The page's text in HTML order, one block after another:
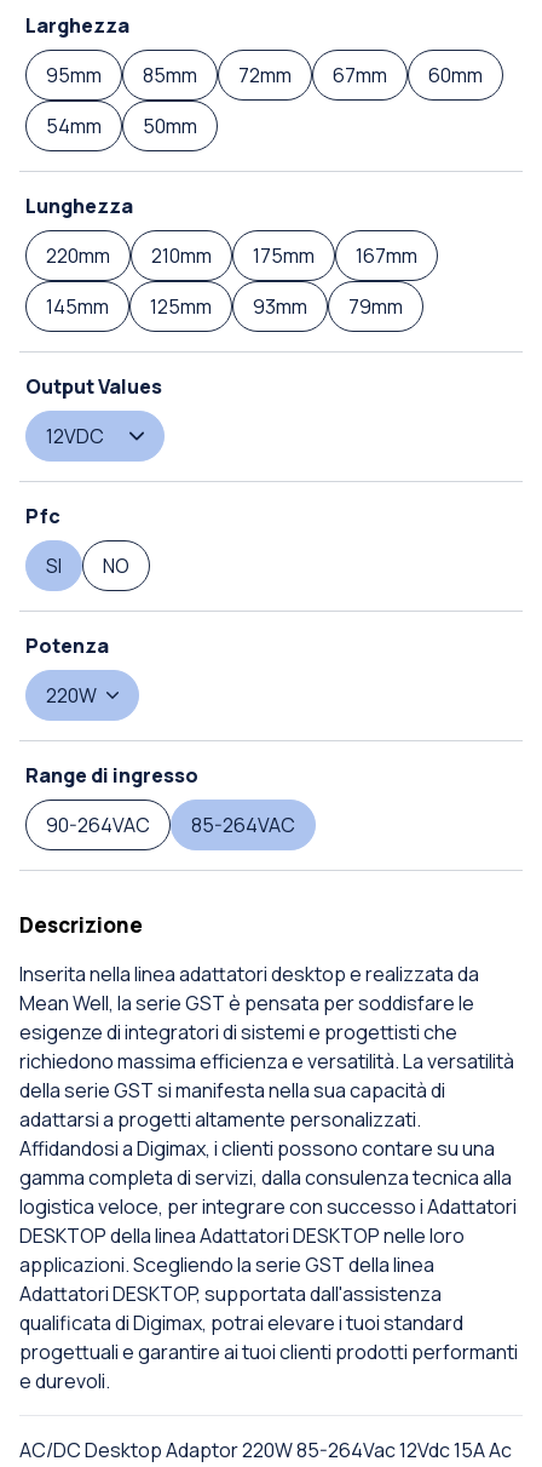
Larghezza
95mm
85mm 72mm 67mm
60mm
54mm
50mm
Lunghezza
220mm
210mm 175mm
167mm
145mm
125mm 93mm 79mm
Output Values
12VDC
Pfc
SI
NO
Potenza
220W
Range di ingresso
90-264VAC
85-264VAC
Descrizione
Inserita nella linea adattatori desktop e realizzata da
Mean Well, la serie GST è pensata per soddisfare le
esigenze di integratori di sistemi e progettisti che
richiedono massima efficienza e versatilità. La versatilità
della serie GST si manifesta nella sua capacità di
adattarsi a progetti altamente personalizzati.
Affidandosi a Digimax, i clienti possono contare su una
gamma completa di servizi, dalla consulenza tecnica alla
logistica veloce, per integrare con successo i Adattatori
DESKTOP della linea Adattatori DESKTOP nelle loro
applicazioni. Scegliendo la serie GST della linea
Adattatori DESKTOP, supportata dall'assistenza
qualificata di Digimax, potrai elevare i tuoi standard
progettuali e garantire ai tuoi clienti prodotti performanti
e durevoli.
AC/DC Desktop Adaptor 220W 85-264Vac 12Vdc 15A Ac